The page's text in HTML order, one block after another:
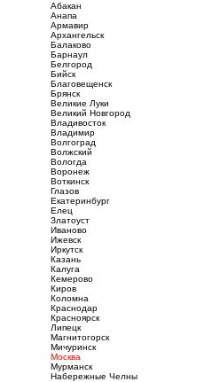
Абакан
Анапа
Армавир
Архангельск
Балаково
Барнаул
Белгород
Бийск
Благовещенск
Брянск
Великие Луки
Великий Новгород
Владивосток
Владимир
Волгоград
Волжский
Вологда
Воронеж
Воткинск
Глазов
Екатеринбург
Елец
Златоуст
Иваново
Ижевск
Иркутск
Казань
Калуга
Кемерово
Киров
Коломна
Краснодар
Красноярск
Липецк
Магнитогорск
Мичуринск
Москва
Мурманск
Набережные Челны